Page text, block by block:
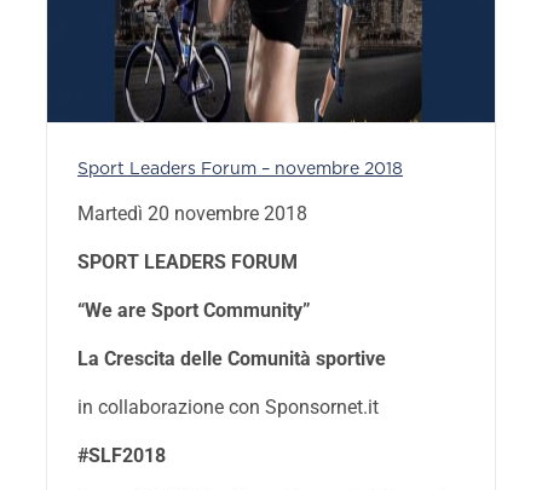
Sport Leaders Forum – novembre 2018
Martedì 20 novembre 2018
SPORT LEADERS FORUM
“We are Sport Community”
La Crescita delle Comunità sportive
in collaborazione con Sponsornet.it
#SLF2018